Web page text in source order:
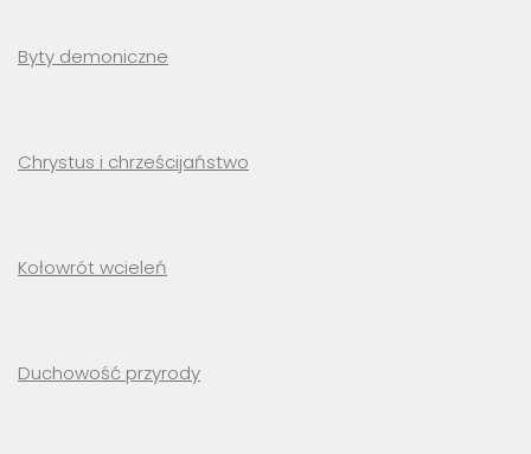
Byty demoniczne
Chrystus i chrześcijaństwo
Kołowrót wcieleń
Duchowość przyrody